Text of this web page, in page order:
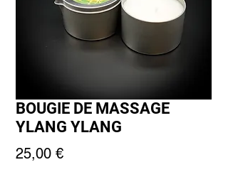
BOUGIE DE MASSAGE
YLANG YLANG
25,00 €Prix